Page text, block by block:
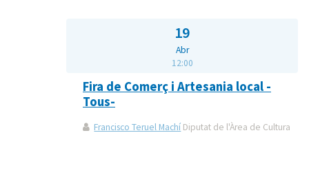
19
Abr
12:00
Fira de Comerç i Artesania local -
Tous-
Francisco Teruel Machí Diputat de l'Àrea de Cultura